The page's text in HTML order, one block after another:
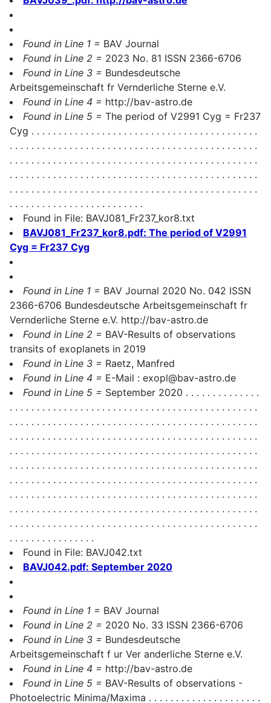
Found in Line 1 = BAV Journal
Found in Line 2 = 2023 No. 81 ISSN 2366-6706
Found in Line 3 = Bundesdeutsche
Arbeitsgemeinschaft fr Vernderliche Sterne e.V.
Found in Line 4 = http://bav-astro.de
Found in Line 5 = The period of V2991 Cyg = Fr237
Cyg . . . . . . . . . . . . . . . . . . . . . . . . . . . . . . . . . . . . . . . . . .
. . . . . . . . . . . . . . . . . . . . . . . . . . . . . . . . . . . . . . . . . . . . . .
. . . . . . . . . . . . . . . . . . . . . . . . . . . . . . . . . . . . . . . . . . . . . .
. . . . . . . . . . . . . . . . . . . . . . . . . . . . . . . . . . . . . . . . . . . . . .
. . . . . . . . . . . . . . . . . . . . . . . . . . . . . . . . . . . . . . . . . . . . . .
. . . . . . . . . . . . . . . . . . . . . . . . .
Found in File: BAVJ081_Fr237_kor8.txt
BAVJ081_Fr237_kor8.pdf: The period of V2991
Cyg = Fr237 Cyg
Found in Line 1 = BAV Journal 2020 No. 042 ISSN
2366-6706 Bundesdeutsche Arbeitsgemeinschaft fr
Vernderliche Sterne e.V. http://bav-astro.de
Found in Line 2 = BAV-Results of observations
transits of exoplanets in 2019
Found in Line 3 = Raetz, Manfred
Found in Line 4 = E-Mail : exopl@bav-astro.de
Found in Line 5 = September 2020 . . . . . . . . . . . . . .
. . . . . . . . . . . . . . . . . . . . . . . . . . . . . . . . . . . . . . . . . . . . . .
. . . . . . . . . . . . . . . . . . . . . . . . . . . . . . . . . . . . . . . . . . . . . .
. . . . . . . . . . . . . . . . . . . . . . . . . . . . . . . . . . . . . . . . . . . . . .
. . . . . . . . . . . . . . . . . . . . . . . . . . . . . . . . . . . . . . . . . . . . . .
. . . . . . . . . . . . . . . . . . . . . . . . . . . . . . . . . . . . . . . . . . . . . .
. . . . . . . . . . . . . . . . . . . . . . . . . . . . . . . . . . . . . . . . . . . . . .
. . . . . . . . . . . . . . . . . . . . . . . . . . . . . . . . . . . . . . . . . . . . . .
. . . . . . . . . . . . . . . . . . . . . . . . . . . . . . . . . . . . . . . . . . . . . .
. . . . . . . . . . . . . . . . . . . . . . . . . . . . . . . . . . . . . . . . . . . . . .
. . . . . . . . . . . . . . . .
Found in File: BAVJ042.txt
BAVJ042.pdf: September 2020
Found in Line 1 = BAV Journal
Found in Line 2 = 2020 No. 33 ISSN 2366-6706
Found in Line 3 = Bundesdeutsche
Arbeitsgemeinschaft f ur Ver anderliche Sterne e.V.
Found in Line 4 = http://bav-astro.de
Found in Line 5 = BAV-Results of observations - Photoelectric Minima/Maxima . . . . . . . . . . . . . . . . . . . . . . . . . . . . . . . . . . . . . . . . . . . . . . . . . . . . . . . . . . . . . . . . . . . . . . . . . . . . . . . . . . . . . . . . . . . . . . . . . . . . . . . . . . . . . . . . . . . . . . . . . . . . . . . . . . . . . . . . . . . . . . . . . . . . . . . . . . . . . . . . . . . . . . . . . . . . . . . . . . . . . . . . . . . . . . . . . . . . . . . . . . . . . . . . . . . . . . . . . . . . . . . . . . . . . . . . . . . . . . . . . . . . . . . . . . . . . . . . . . . . . . . . . . . . . . . . . . . . . . . . . . . . . . . . . . . . . . . . . . . . . . . . . . . . . . . . . . . . . . . . . . . . . . . . . . . . . . . . . . . . . . . . . . . . . . . . . . . . . . . . . . . . . . . . . . . . . . . . . . . . . . . . . . . . . . . . . . . . . . . . . . . . . . . . . . . . . . . . . . . . . . . . . . . . . . . . . . . . . . . . . . . . . . . . . . . . . . . . . . . . . . . . . . . . . . . . . . . . . . . . . . . . . . . . . . . . . . . . . . . . . . . . . . . . . . . . . . . . . . . . . . . . . . . . . . . . . . . . . . . . . . . . . . . . . . . . . . . . . . . . . . . . . . . . . . . . . . . . . . . . . . . . . . . . . . . . . . . . . . . . . . . . . . . . . . . . . . . . . . . . . . . . . . . . . . . . . . . . . . . . . . . . . . . . . . . . . . . . . . . . . . . . . . . . . . . . . . . . . . . . . . . . . . . . . . . . . . . . . . . . . . . . . . . . . . . . . . . . . . . . . . . . . . . . . . . . . . . . . . . . . . . . . . . . . . . . . . . . . . . . . . . . . . . . . . . . . . . . . . . . . . . . . . . . . . . . . . . . . . . . . . . . . . . . . . . . . . . . . . . . . . . . . . . . . . . . . . . . . . . . . . . . . . . . . . . . . . . . . . . . . . . . . . . . . . . . . . . . . . . . . . . . . . . . . . . . . . . . . . . . . . . . . . . . . . . . . . . . . . . . . . . . . . . . . . . . . . . . . . . . . . . . . . . . . . . . . . . . . . . . . . . . . . . . . . . . . . . . . . . . . . . . . . . . . . . . . . . . . . . . . . . . . . . . . . . . . . . . . . . . . . . . . . . . . . . . . . . . . . . . . . . . . . . . . . . . . . . . . . . . . . . . . . . . . . . . . . . . . . . . . . . . . . . . . . . . . . . . . . . . . . . . . . . . . . . . . . . . . . . . . . . . . . . . . . . . . . . . . . . . . . . . . . . . . . . . . . . . . . . . . . . . . . . . . . . . . . . . . . . . . . . . . . . . . . . . . . . . . . . . . . . . . . . . . . . . . . . . . . . . . . . . . . . . . . . . . . . . . . . . . . . . . . . . . . . . . . . . . . . . . . . . . . . . . . . . . . . . . . . . . . . . . . . . . . . . . . . . . . . . . . . . . . . . . . . . . . . . . . . . . . . . . . . . . . . . . . . . . . . . . . . . . . . . . . . . . . . . . . . . . . . . . . . . . . . . . . . . . . . . . . . . . . . . . . . . . . . . . . . . . . . . . . . . . . . . . . . . . . . . . . . . . . . . . . . . . . . . . . . . . . . . . . . . . . . . . . . . . . . . . . . . . . . . . . . . . . . . . . . . . . . . . . . . . . . . . . . . . . . . . . . . . . . . . . . . . . . . . . . . . . . . . . . . . . . . . . . . . . . . . . . . . . . . . . . . . . . . . . . . . . . . . . . . . . . . . . . . . . . . . . . . . . . . . . . . . . . . . . . . . . . . . . . . . . . . . . . . . . . . . . . . . . . . . . . . . . . . . . . . . . . . . . . . . . . . . . . . . . . . . . . . . . . . . . . . . . . . . . . . . . . . . . . . . . . . . . . . . . . . . . . . . . . . . . . . . . . . . . . . . . . . . . . . . . . . . . . . . . . . . . . . . . . . . . . . . . . . . . . . . . . . . . . . . . . . . . . . . . . . . . . . . . . . . . . . . . . . . . . . . . . . . . . . . . . . . . . . . . . . . . . . . . . . . . . . . . . . . . . . . . . . . . . . . . . . . . . . . . . . . . . . . . . . . . . . . . . . . . . . . . . . . . . . . . . . . . . . . . . . . . . . . . . . . . . . . . . . . . . . . . . . . . . . . . . . . . . . . . . . . . . . . . . . . . . . . . . . . . . . . . . . . . . . . . . . . . . . . . . . . . . . . . . . . . . . . . . . . . . . . . . . . . . . . . . . . . . . . . . . . . . . . . . . . . . . . . . . . . . . . . . . . . . . . . . . . . . . . . . . . . . . . . . . . . . . . . . . . . . . . . . . . . . . . . . . . . . . . . . . . . . . . . . . . . . . . . . . . . . . . . . . . . . . . . . . . . . . . . . . . . . . . . . . . . . . . . . . . . . . . . . . . . . . . . . . . . . . . . . . . . . . . . . . . . . . . . . . . . . . . . . . . . . . . . . . . . . . . . . . . . . . . . . . . . . . . . . . . . . . . . . . . . . . . . . . . . . . . . . . . . . . . . . . . . . . . . . . . . . . . . . . . . . . . . . . . . . . . . . . . . . . . . . . . . . . . . . . . . . . . . . . . . . . . . . . . . . . . . . . . . . . . . . . . . . . . . . . . . . . . . . . . . . . . . . . . . . . . . . . . . . . . . . . . . . . . . . . . . . . . . . . . . . . . . . . . . . . . . . . . . . . . . . . . . . . . . . . . . . . . . . . . . . . . . . . . . . . . . . . . . . . . . . . . . . . . . . . . . . . . . . . . . . . . . . . . . . . . . . . . . . . . . . . . . . . . . . . . . . . . . . . . . . . . . . . . . . . . . . . . . . . . . . . . . . . . . . . . . . . . . . . . . . . . . . . . . . . . . . . . . . . . . . . . . . . . . . . . . . . . . . . . . . . . . . . . . . . . . . . . . . . . . . . . . . . . . . . . . . . . . . . . . . . . . . . . . . . . . . . . . . . . . . . . . . . . . . . . . . . . . . . . . . . . . . . . . . . . . . . . . . . . . . . . . . . . . . . . . . . . . . . . . . . . . . . . . . . . . . . . . . . . . . . . . . . . . . . . . . . . . . . . . . . . . . . . . . . . . . . . . . . . . . . . . . . . . . . . . . . . . . . . . . . . . . . . . . . . . . . . . . . . . . . . . . . . . . . . . . . . . . . . . . . . . . . . . . . . . . . . . . . . . . . . . . . . . . . . . . . . . . . . . . . . . . . . . . . . . . . . . . . . . . . . . . . . . . . . . . . . . . . . . . . . . . . . . . . . . . . . . . . . . . . . . . . . . . . . . . . . . . . . . . . . . . . . . . . . . . . . . . . . . . . . . . . . . . . . . . . . . . . . . . . . . . . . . . . . . . . . . . . . . . . . . . . . . . . . . . . . . . . . . . . . . . . . . . . . . . . . . . . . . . . . . . . . . . . . . . . . . . . . . . . . . . . . . . . . . . . . . . . . . . . . . . . . . . . . . . . . . . . . . . . . . . . . . . . . . . . . . . . . . . . . . . . . . . . . . . . . . . . . . . . . . . . . . . . . . . . . . . . . . . . . . . . . . . . . . . . . . . . . . . . . . . . . . . . . . . . . . . . . . . . . . . . . . . . . . . . . . . . . . . . . . . . . . . . . . . . . . . . . . . . . . . . . . . . . . . . . . . . . . . . . . . . . . . . . . . . . . . . . . . . . . . . . . . . . . . . . . . . . . . . . . . . . . . . . . . . . . . . . . . . . . . . . . . . . . . . . . . . . . . . . . . . . . . . . . . . . . . . . . . . . . . . . . . . . . . . . . . . . . . . . . . . . . . . . . . . . . . . . . . . . . . . . . . . . . . . . . . . . . . . . . . . . . . . . . . . . . . . . . . . . . . . . . . . . . . . . . . . . . . . . . . . . . . . . . . . . . . . . . . . . . . . . . . . . . . . . . . . . . . . . . . . . . . . . . . . . . . . . . . . . . . . . . . . . . . . . . . . . . . . . . . . . . . . . . . . . . . . . . . . . . . . . . . . . . . . . . . . . . . . . . . . . . . . . . . . . . . . . . . . . . . . . . . . . . . . . . . . . . . . . . . . . . . . . . . . . . . . . . . . . . . . . . . . . . . . . . . . . . . . . . . . . . . . . . . . . . . . . . . . . . . . . . . . . . . . . . . . . . . . . . . . . . . . . . . . . . . . . . . . . . . . . . . . . . . . . . . . . . . . . . . . . . . . . . . . . . . . . . . . . . . . . . . . . . . . . . . . . . . . . . . . . . . . . . . . . . . . . . . . . . . . . . . . . . . . . . . . . . . . . . . . . . . . . . . . . . . . . . . . . . . . . . . . . . . . . . . . . . . . . . . . . . . . . . . . . . . . . . . . . . . . . . . . . . . . . . . . . . . . . . . . . . . . . . . . . . . . . . . . . . . . . . . . . . . . . . . . . . . . . . . . . . . . . . . . . . . . . . . . . . . . . . . . . . . . . . . . . . . . . . . . . . . . . . . . . . . . . . . . . . . . . . . . . . . . . . . . . . . . . . . . . . . . . . . . . . . . . . . . . . . . . . . . . . . . . . . . . . . . . . . . . . . . . . . . . . . . . . . . . . . . . . . . . . . . . . . . . . . . . . . . . . . . . . . . . . . . . . . . . . . . . . . . . . . . . . . . . . . . . . . . . . . . . . . . . . . . . . . . . . . . . . . . . . . . . . . . . . . . . . . . . . . . . . . . . . . . . . . . . . . . . . . . . . . . . . . . . . . . . . . . . . . . . . . . . . . . . . . . . . . . . . . . . . . . . . . . . . . . . . . . . . . . . . . . . . . . . . . . . . . . . . . . . . . . . . . . . . . . . . . . . . . . . . . . . . . . . . . . . . . . . . . . . . . . . . . . . . . . . . . . . . . . . . . . . . . . . . . . . . . . . . . . . . . . . . . . . . . . . . . . . . . . . . . . . . . . . . . . . . . . . . . . . . . . . . . . . . . . . . . . . . . . . . . . . . . . . . . . . . . . . . . . . . . . . . . . . . . . . . . . . . . . . . . . . . . . . . . . . . . . . . . . . . . . . . . . . . . . . . . . . . . . . . . . . . . . . . . . . . . . . . . . . . . . . . . . . . . . . . . . . . . . . . . . . . . . . . . . . . . . . . . . . . . . . . . . . . . . . . . . . . . . . . . . . . . . . . . . . . . . . . . . . . . . . . . . . . . . . . . . . . . . . . . . . . . . . . . . . . . . . . . . . . . . . . . . . . . . . . . . . . . . . . . . . . . . . . . . . . . . . . . . . . . . . . . . . . . . . . . . . . . . . . . . . . . . . . . . . . . . . . . . . . . . . . . . . . . . . . . . . . . . . . . . . . . . . . . . . . . . . . . . . . . . . . . . . . . . . . . . . . . . . . . . . . . . . . . . . . . . . . . . . . . . . . . . . . . . . . . . . . . . . . . . . . . . . . . . . . . . . . . . . . . . . . . . . . . . . . . . . . . . . . . . . . . . . . . . . . . . . . . . . . . . . . . . . . . . . . . . . . . . . . . . . . . . . . . . . . . . . . . . . . . . . . . . . . . . . . .